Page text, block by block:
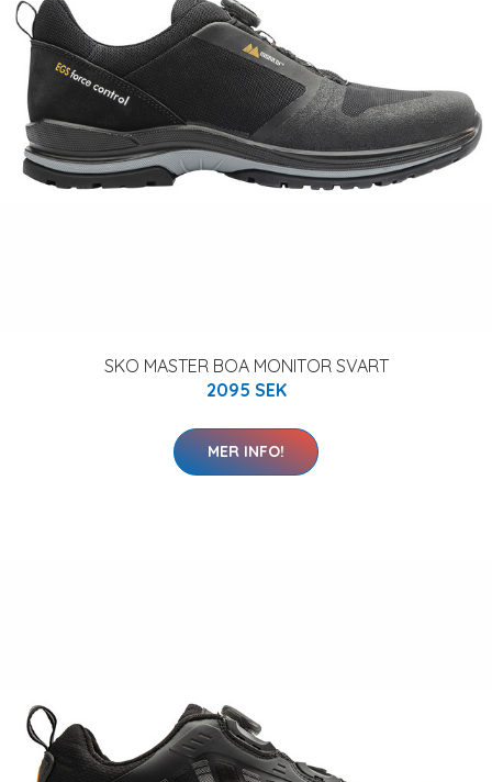
SKO MASTER BOA MONITOR SVART
2095 SEK
MER INFO!